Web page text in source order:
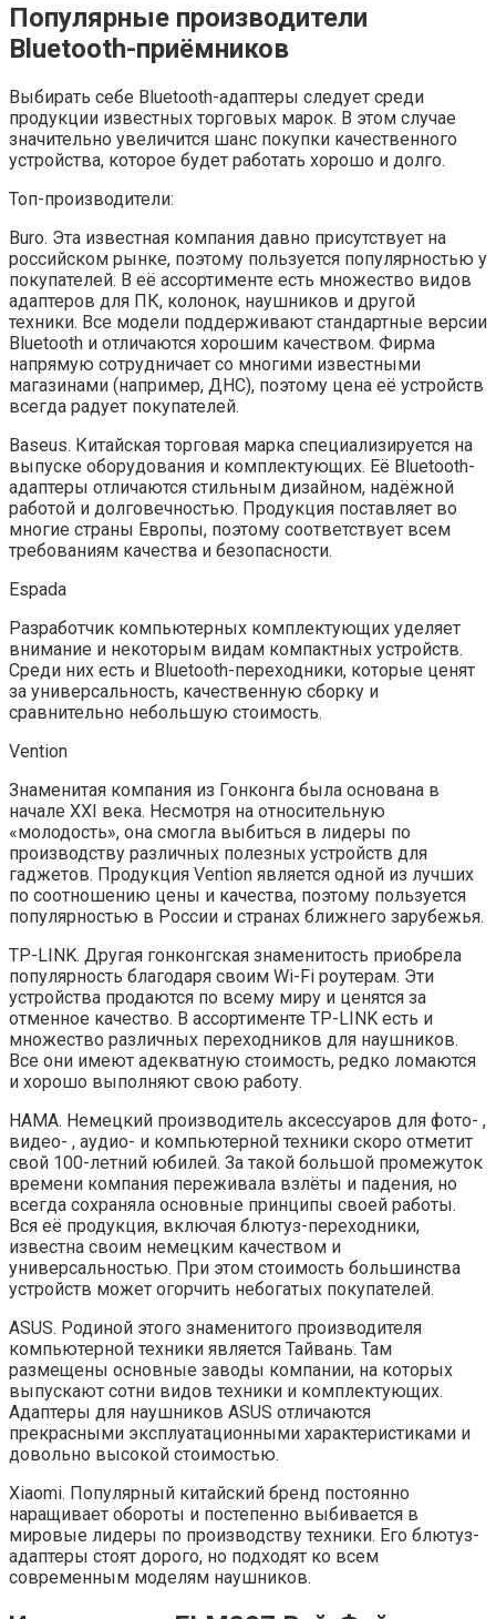
Популярные производители
Bluetooth-приёмников
Выбирать себе Bluetooth-адаптеры следует среди
продукции известных торговых марок. В этом случае
значительно увеличится шанс покупки качественного
устройства, которое будет работать хорошо и долго.
Топ-производители:
Buro. Эта известная компания давно присутствует на
российском рынке, поэтому пользуется популярностью у
покупателей. В её ассортименте есть множество видов
адаптеров для ПК, колонок, наушников и другой
техники. Все модели поддерживают стандартные версии
Bluetooth и отличаются хорошим качеством. Фирма
напрямую сотрудничает со многими известными
магазинами (например, ДНС), поэтому цена её устройств
всегда радует покупателей.
Baseus. Китайская торговая марка специализируется на
выпуске оборудования и комплектующих. Её Bluetooth-
адаптеры отличаются стильным дизайном, надёжной
работой и долговечностью. Продукция поставляет во
многие страны Европы, поэтому соответствует всем
требованиям качества и безопасности.
Espada
Разработчик компьютерных комплектующих уделяет
внимание и некоторым видам компактных устройств.
Среди них есть и Bluetooth-переходники, которые ценят
за универсальность, качественную сборку и
сравнительно небольшую стоимость.
Vention
Знаменитая компания из Гонконга была основана в
начале XXI века. Несмотря на относительную
«молодость», она смогла выбиться в лидеры по
производству различных полезных устройств для
гаджетов. Продукция Vention является одной из лучших
по соотношению цены и качества, поэтому пользуется
популярностью в России и странах ближнего зарубежья.
TP-LINK. Другая гонконгская знаменитость приобрела
популярность благодаря своим Wi-Fi роутерам. Эти
устройства продаются по всему миру и ценятся за
отменное качество. В ассортименте TP-LINK есть и
множество различных переходников для наушников.
Все они имеют адекватную стоимость, редко ломаются
и хорошо выполняют свою работу.
HAMA. Немецкий производитель аксессуаров для фото- ,
видео- , аудио- и компьютерной техники скоро отметит
свой 100-летний юбилей. За такой большой промежуток
времени компания переживала взлёты и падения, но
всегда сохраняла основные принципы своей работы.
Вся её продукция, включая блютуз-переходники,
известна своим немецким качеством и
универсальностью. При этом стоимость большинства
устройств может огорчить небогатых покупателей.
ASUS. Родиной этого знаменитого производителя
компьютерной техники является Тайвань. Там
размещены основные заводы компании, на которых
выпускают сотни видов техники и комплектующих.
Адаптеры для наушников ASUS отличаются
прекрасными эксплуатационными характеристиками и
довольно высокой стоимостью.
Xiaomi. Популярный китайский бренд постоянно
наращивает обороты и постепенно выбивается в
мировые лидеры по производству техники. Его блютуз-
адаптеры стоят дорого, но подходят ко всем
современным моделям наушников.